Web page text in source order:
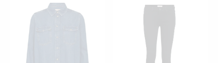
KATSO PIKANÄKYMÄ